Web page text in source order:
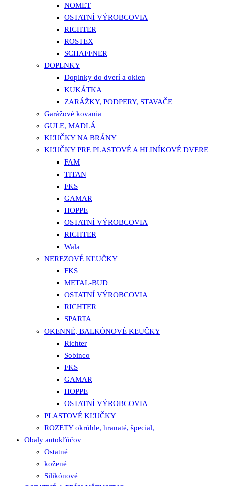
NOMET
OSTATNÍ VÝROBCOVIA
RICHTER
ROSTEX
SCHAFFNER
DOPLNKY
Doplnky do dverí a okien
KUKÁTKA
ZARÁŽKY, PODPERY, STAVAČE
Garážové kovania
GULE, MADLÁ
KĽUČKY NA BRÁNY
KĽUČKY PRE PLASTOVÉ A HLINÍKOVÉ DVERE
FAM
TITAN
FKS
GAMAR
HOPPE
OSTATNÍ VÝROBCOVIA
RICHTER
Wala
NEREZOVÉ KĽUČKY
FKS
METAL-BUD
OSTATNÍ VÝROBCOVIA
RICHTER
SPARTA
OKENNÉ, BALKÓNOVÉ KĽUČKY
Richter
Sobinco
FKS
GAMAR
HOPPE
OSTATNÍ VÝROBCOVIA
PLASTOVÉ KĽUČKY
ROZETY okrúhle, hranaté, špecial,
Obaly autokľúčov
Ostatné
kožené
Silikónové